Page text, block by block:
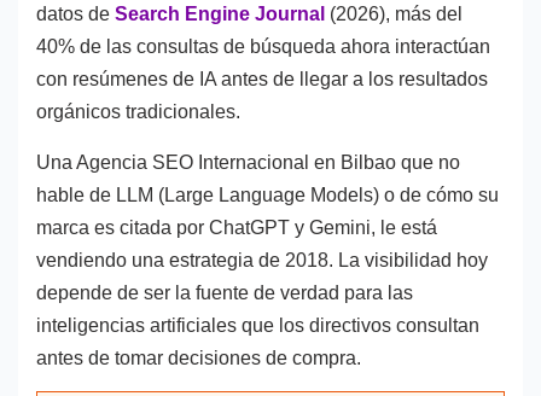
datos de Search Engine Journal (2026), más del
40% de las consultas de búsqueda ahora interactúan
con resúmenes de IA antes de llegar a los resultados
orgánicos tradicionales.
Una Agencia SEO Internacional en Bilbao que no
hable de LLM (Large Language Models) o de cómo su
marca es citada por ChatGPT y Gemini, le está
vendiendo una estrategia de 2018. La visibilidad hoy
depende de ser la fuente de verdad para las
inteligencias artificiales que los directivos consultan
antes de tomar decisiones de compra.